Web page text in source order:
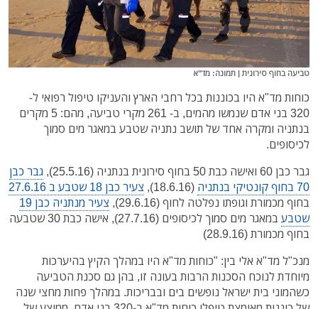
טביעה בחוף סירונית | תמונה: מד"א
כוחות מד"א היו בכוננות בכל רחבי הארץ והעניקו טיפול רפואי ל-
320 בני אדם שנמשו מהמים, ב- 261 מקרי טביעה, מהם: 5 מקרים
בנתניה ומקרה אחד של תושב נתניה שטבע במאגר מים סמוך
לכיסופים.
גבר כבן 60 ואישה כבת 50 בחוף סירונית בנתניה (25.5.16),
גבר כבן
70 בחוף קונטיקי בנתניה
(18.6.16),
צעיר כבן 18 שטבע ב 27.6.16
בחוף מכמורת וגופתו נפלטה לחוף (29.6.16),
צעיר מנתניה כבן 19
שטבע
במאגר מים סמוך לכיסופים (27.7.16), אישה כבת 30 שטבעה
בחוף מכמורת (28.9.16)
מנכ"ל מד"א אלי בין: "כוחות מד"א היו במהלך הקיץ בהיערכות
מיוחדת לנוכח הסכנות הרבות בעונה זו, בהן גם סכנת הטביעה
כשהמוני בית ישראל נופשים בים ובבריכות. במהלך פחות מחצי שנה